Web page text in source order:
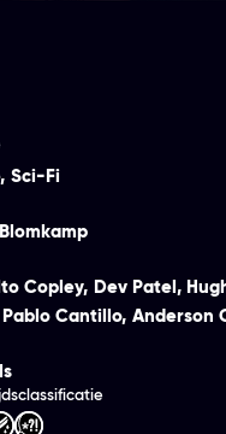
, Sci-Fi
Copley, Dev Patel,
Cantillo, Anderson